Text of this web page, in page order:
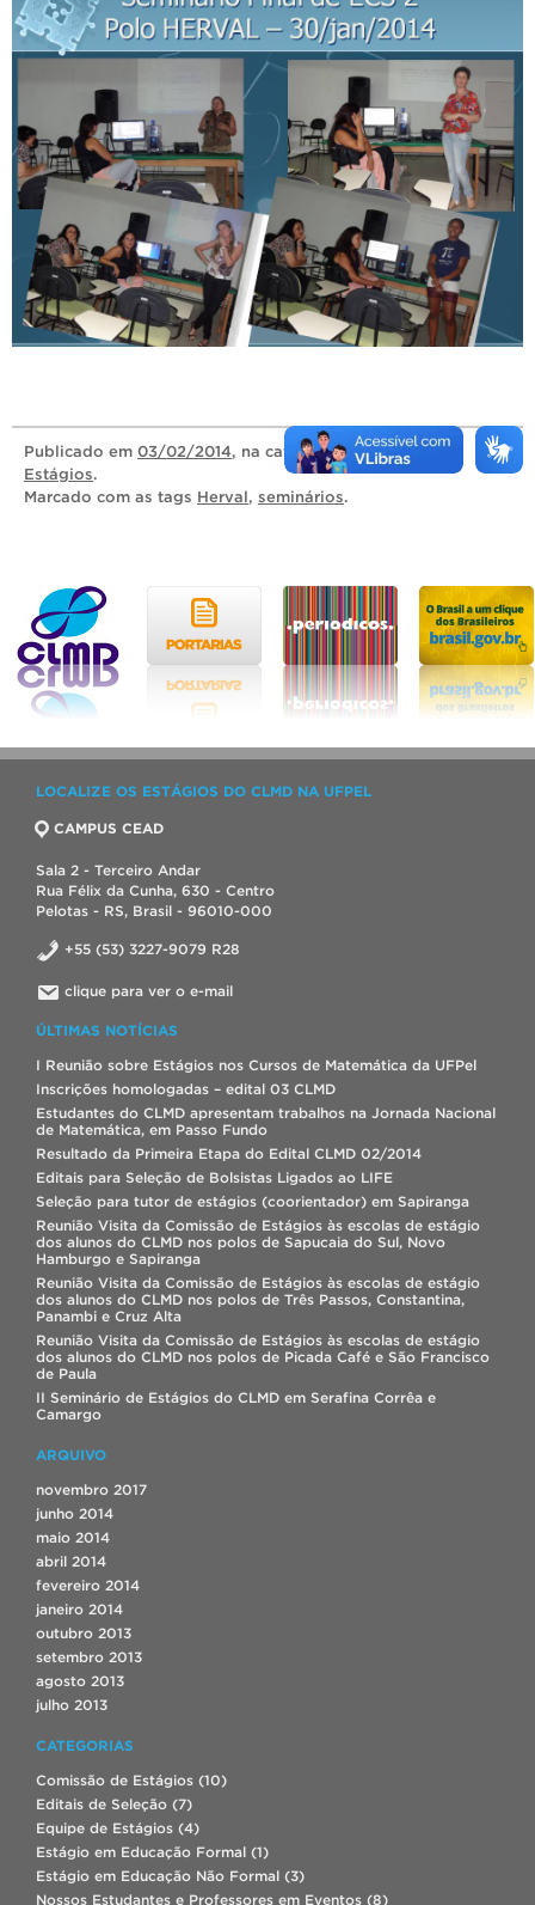
Publicado em 03/02/2014, na categoriaSeminários de
Estágios.
Marcado com as tags Herval, seminários.
LOCALIZE OS ESTÁGIOS DO CLMD NA UFPEL
CAMPUS CEAD
Sala 2 - Terceiro Andar
Rua Félix da Cunha, 630 - Centro
Pelotas - RS, Brasil - 96010-000
+55 (53) 3227-9079 R28
clique para ver o e-mail
ÚLTIMAS NOTÍCIAS
I Reunião sobre Estágios nos Cursos de Matemática da UFPel
Inscrições homologadas – edital 03 CLMD
Estudantes do CLMD apresentam trabalhos na Jornada Nacional
de Matemática, em Passo Fundo
Resultado da Primeira Etapa do Edital CLMD 02/2014
Editais para Seleção de Bolsistas Ligados ao LIFE
Seleção para tutor de estágios (coorientador) em Sapiranga
Reunião Visita da Comissão de Estágios às escolas de estágio
dos alunos do CLMD nos polos de Sapucaia do Sul, Novo
Hamburgo e Sapiranga
Reunião Visita da Comissão de Estágios às escolas de estágio
dos alunos do CLMD nos polos de Três Passos, Constantina,
Panambi e Cruz Alta
Reunião Visita da Comissão de Estágios às escolas de estágio
dos alunos do CLMD nos polos de Picada Café e São Francisco
de Paula
II Seminário de Estágios do CLMD em Serafina Corrêa e
Camargo
ARQUIVO
novembro 2017
junho 2014
maio 2014
abril 2014
fevereiro 2014
janeiro 2014
outubro 2013
setembro 2013
agosto 2013
julho 2013
CATEGORIAS
Comissão de Estágios (10)
Editais de Seleção (7)
Equipe de Estágios (4)
Estágio em Educação Formal (1)
Estágio em Educação Não Formal (3)
Nossos Estudantes e Professores em Eventos (8)